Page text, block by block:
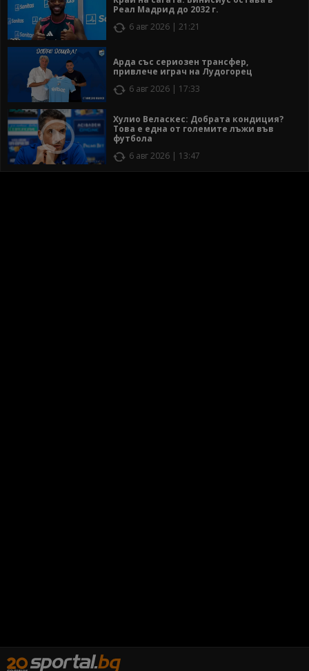
Реал Мадрид до 2032 г.
6 авг 2026 | 21:21
Арда със сериозен трансфер,
привлече играч на Лудогорец
6 авг 2026 | 17:33
Хулио Веласкес: Добрата кондиция?
Това е една от големите лъжи във
футбола
6 авг 2026 | 13:47